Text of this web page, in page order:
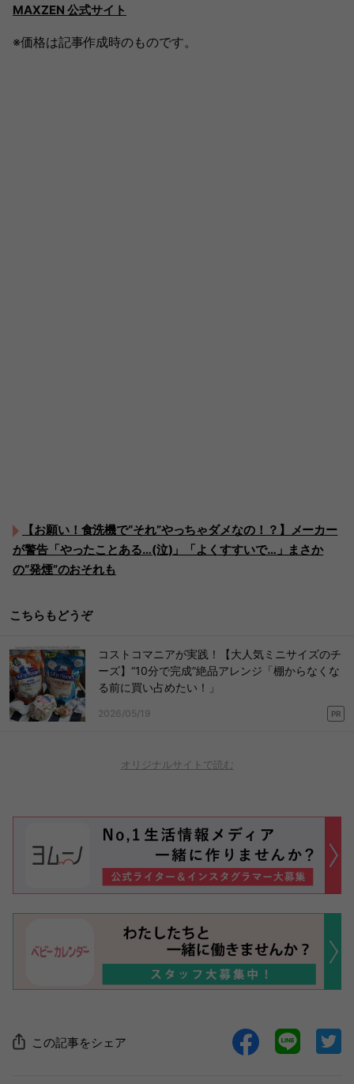
MAXZEN 公式サイト
※価格は記事作成時のものです。
【お願い！食洗機で“それ”やっちゃダメなの！？】メーカー
が警告「やったことある…(泣)」「よくすすいで…」まさか
の“発煙”のおそれも
こちらもどうぞ
コストコマニアが実践！【大人気ミニサイズのチ
ーズ】“10分で完成”絶品アレンジ「棚からなくな
る前に買い占めたい！」
2026/05/19 PR
オリジナルサイトで読む
この記事をシェア